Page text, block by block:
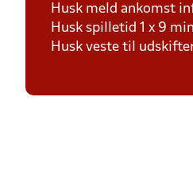
Husk meld ankomst
Husk spilletid 1 x 9
Husk veste til